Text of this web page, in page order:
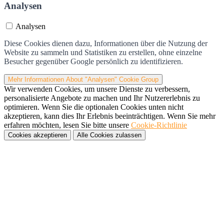
Analysen
Analysen
Diese Cookies dienen dazu, Informationen über die Nutzung der
Website zu sammeln und Statistiken zu erstellen, ohne einzelne
Besucher gegenüber Google persönlich zu identifizieren.
Mehr Informationen About "Analysen" Cookie Group
Wir verwenden Cookies, um unsere Dienste zu verbessern,
personalisierte Angebote zu machen und Ihr Nutzererlebnis zu
optimieren. Wenn Sie die optionalen Cookies unten nicht
akzeptieren, kann dies Ihr Erlebnis beeinträchtigen. Wenn Sie mehr
erfahren möchten, lesen Sie bitte unsere Cookie-Richtlinie
Cookies akzeptieren Alle Cookies zulassen